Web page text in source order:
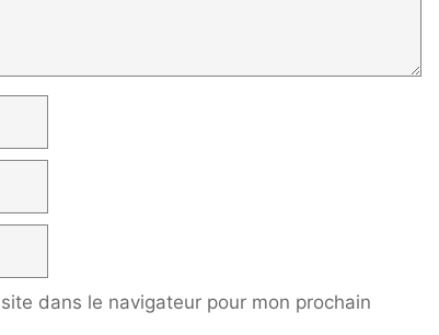
dans le navigateur pour mon prochain